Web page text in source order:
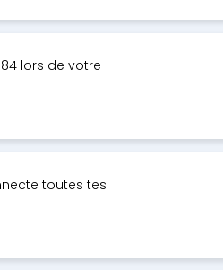
lors de votre
toutes tes